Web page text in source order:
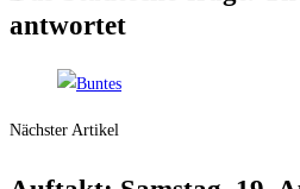
antwortet
Nächster Artikel